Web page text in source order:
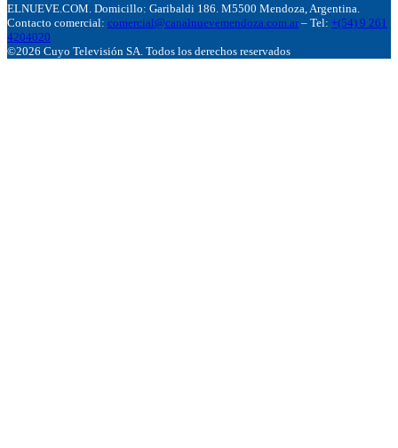
ELNUEVE.COM. Domicillo: Garibaldi 186. M5500 Mendoza, Argentina.
Contacto comercial: comercial@canalnuevemendoza.com.ar – Tel: +(54) 9 261
4204020
©2026 Cuyo Televisión SA. Todos los derechos reservados